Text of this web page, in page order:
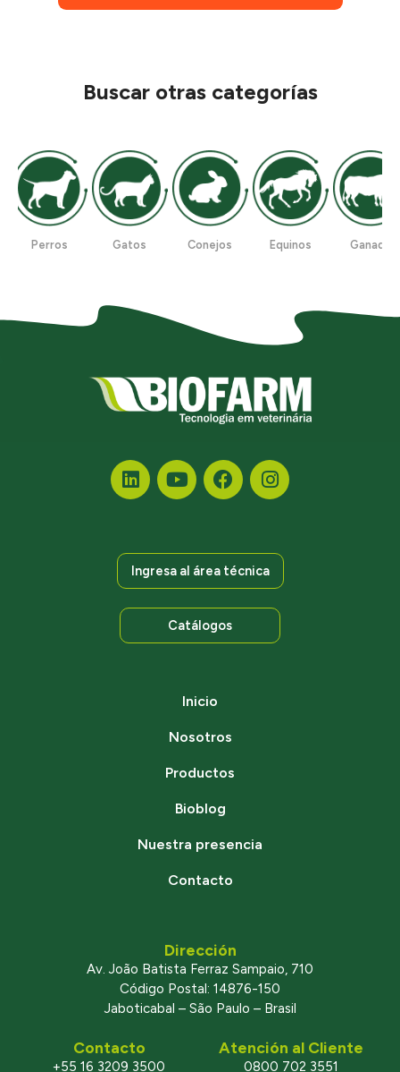
Buscar otras categorías
Perros Gatos Conejos Equinos Ganado
Ingresa al área técnica
Catálogos
Inicio
Nosotros
Productos
Bioblog
Nuestra presencia
Contacto
Dirección
Av. João Batista Ferraz Sampaio, 710
Código Postal: 14876-150
Jaboticabal – São Paulo – Brasil
Contacto
+55 16 3209 3500
Atención al Cliente
0800 702 3551